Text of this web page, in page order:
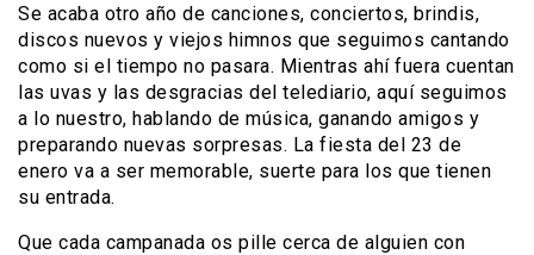
Se acaba otro año de canciones, conciertos, brindis,
discos nuevos y viejos himnos que seguimos cantando
como si el tiempo no pasara. Mientras ahí fuera cuentan
las uvas y las desgracias del telediario, aquí seguimos
a lo nuestro, hablando de música, ganando amigos y
preparando nuevas sorpresas. La fiesta del 23 de
enero va a ser memorable, suerte para los que tienen
su entrada.
Que cada campanada os pille cerca de alguien con